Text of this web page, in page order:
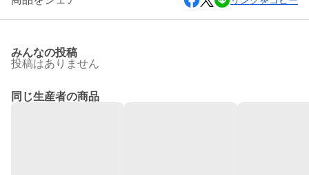
みんなの投稿
投稿はありません
同じ生産者の商品